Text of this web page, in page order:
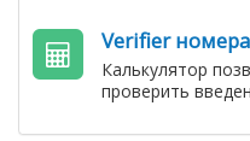
Verifier
Калькулятор
проверить